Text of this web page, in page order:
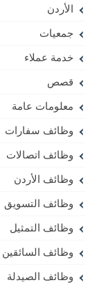
الأردن
جمعيات
خدمة عملاء
قصص
معلومات عامة
وظائف سفارات
وظائف اتصالات
وظائف الأردن
وظائف التسويق
وظائف التمثيل
وظائف السائقين
وظائف الصيدلة